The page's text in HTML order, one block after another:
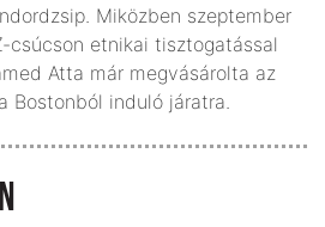
Miközben szeptember
csúcson etnikai tisztogatással
Atta már megvásárolta az
Bostonból induló járatra.